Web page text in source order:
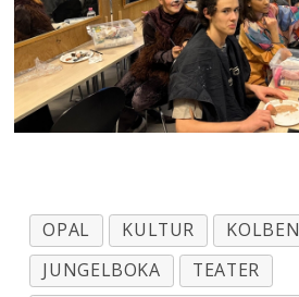
OPAL KULTUR
KOLBEN
JUNGELBOKA
TEATER